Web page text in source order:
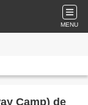
MENU
Camp) de